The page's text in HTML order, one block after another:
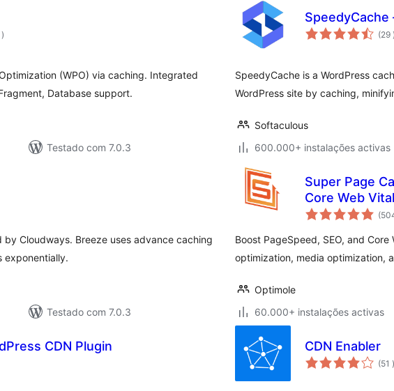
classificações
)
(WPO) via caching. Integrated
Database support.
Testado com 7.0.3
(29
SpeedyCache is a WordPress
WordPress site by caching,
Softaculous
600.000+ instalações activas
Cloudways. Breeze uses advance caching
exponentially.
Testado com 7.0.3
Super Page
Core Web
Boost PageSpeed, SEO, and
optimization, media optimization,
Optimole
60.000+ instalações activas
CDN Plugin CDN Enabler
(51 )